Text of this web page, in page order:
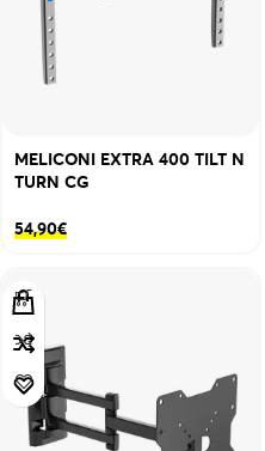
MELICONI EXTRA 400 TILT N
TURN CG
54,90€